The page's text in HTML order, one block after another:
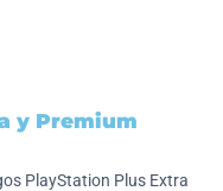
y Premium
PlayStation Plus Extra